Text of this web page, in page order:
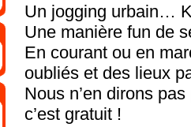
Un jogging urbain…
Une manière fun de
En courant ou en
oubliés et des lieux
Nous n’en dirons
c’est gratuit !